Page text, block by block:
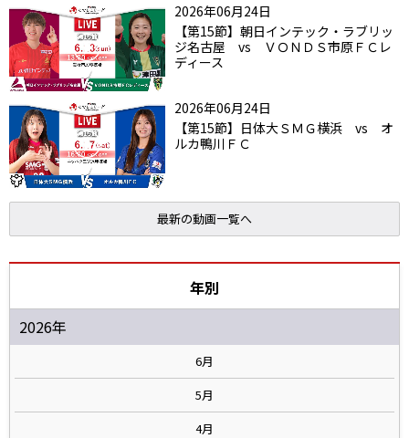
2026年06月24日
【第15節】朝日インテック・ラブリッ
ジ名古屋 vs ＶＯＮＤＳ市原ＦＣレ
ディース
2026年06月24日
【第15節】日体大ＳＭＧ横浜 vs オ
ルカ鴨川ＦＣ
最新の動画一覧へ
年別
2026年
6月
5月
4月